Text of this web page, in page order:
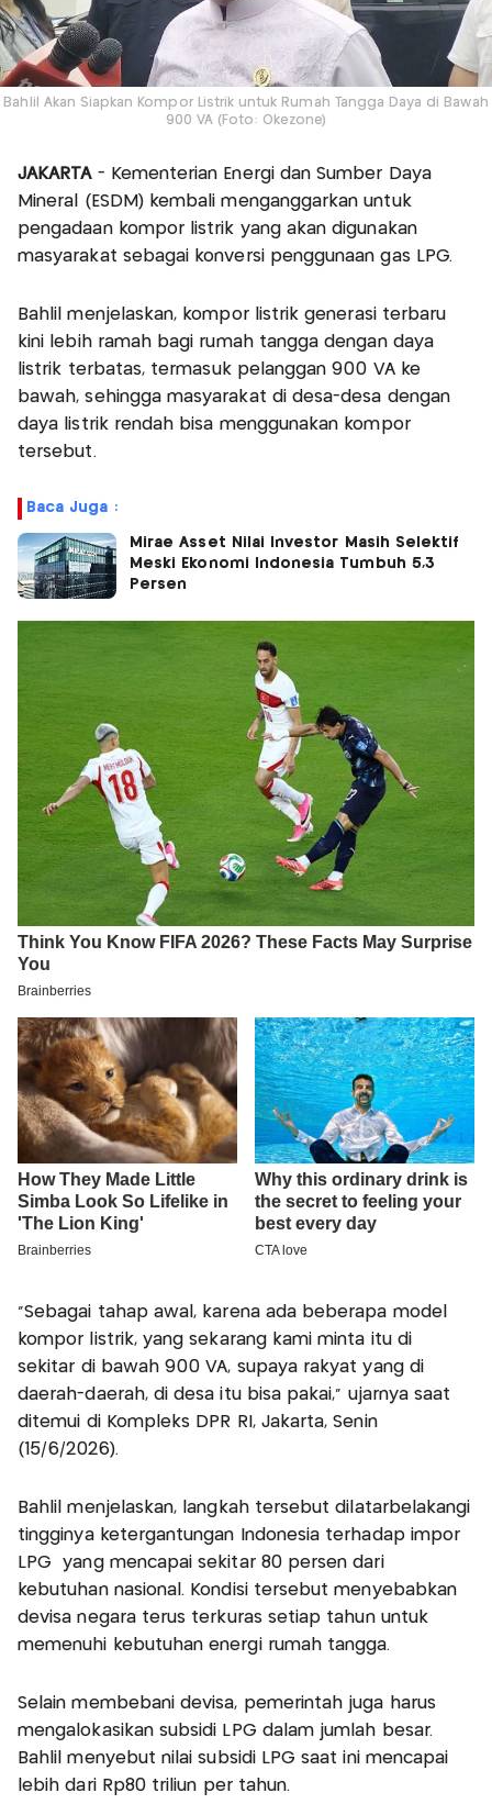
Bahlil Akan Siapkan Kompor Listrik untuk Rumah Tangga Daya di Bawah
900 VA (Foto: Okezone)
JAKARTA- Kementerian Energi dan Sumber Daya
Mineral (ESDM) kembali menganggarkan untuk
pengadaan kompor listrik yang akan digunakan
masyarakat sebagai konversi penggunaan gas LPG.
Bahlil menjelaskan, kompor listrik generasi terbaru
kini lebih ramah bagi rumah tangga dengan daya
listrik terbatas, termasuk pelanggan 900 VA ke
bawah, sehingga masyarakat di desa-desa dengan
daya listrik rendah bisa menggunakan kompor
tersebut.
Baca Juga :
Mirae Asset Nilai Investor Masih Selektif
Meski Ekonomi Indonesia Tumbuh 5,3
Persen
"Sebagai tahap awal, karena ada beberapa model
kompor listrik, yang sekarang kami minta itu di
sekitar di bawah 900 VA, supaya rakyat yang di
daerah-daerah, di desa itu bisa pakai," ujarnya saat
ditemui di Kompleks DPR RI, Jakarta, Senin
(15/6/2026).
Bahlil menjelaskan, langkah tersebut dilatarbelakangi
tingginya ketergantungan Indonesia terhadap impor
LPG yang mencapai sekitar 80 persen dari
kebutuhan nasional. Kondisi tersebut menyebabkan
devisa negara terus terkuras setiap tahun untuk
memenuhi kebutuhan energi rumah tangga.
Selain membebani devisa, pemerintah juga harus
mengalokasikan subsidi LPG dalam jumlah besar.
Bahlil menyebut nilai subsidi LPG saat ini mencapai
lebih dari Rp80 triliun per tahun.